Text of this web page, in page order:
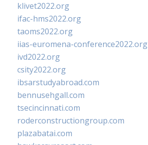
klivet2022.org
ifac-hms2022.org
taoms2022.org
iias-euromena-conference2022.org
ivd2022.org
csity2022.org
ibsarstudyabroad.com
bennusehgall.com
tsecincinnati.com
roderconstructiongroup.com
plazabatai.com